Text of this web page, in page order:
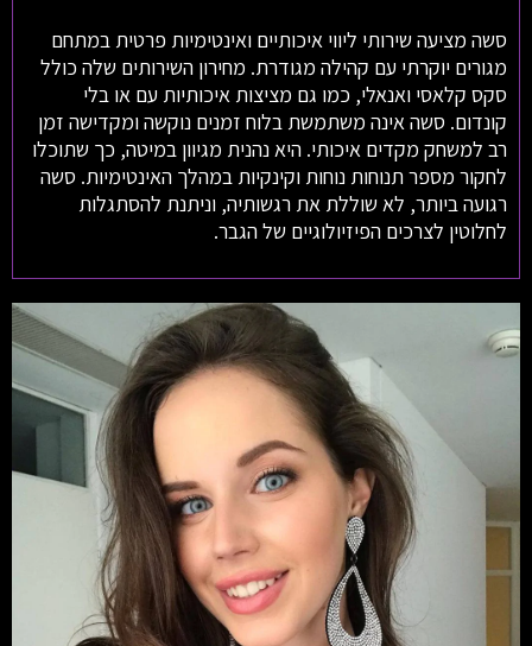
סשה מציעה שירותי ליווי איכותיים ואינטימיות פרטית במתחם
מגורים יוקרתי עם קהילה מגודרת. מחירון השירותים שלה כולל
סקס קלאסי ואנאלי, כמו גם מציצות איכותיות עם או בלי
קונדום. סשה אינה משתמשת בלוח זמנים נוקשה ומקדישה זמן
רב למשחק מקדים איכותי. היא נהנית מגיוון במיטה, כך שתוכלו
לחקור מספר תנוחות נוחות וקינקיות במהלך האינטימיות. סשה
רגועה ביותר, לא שוללת את רגשותיה, וניתנת להסתגלות
לחלוטין לצרכים הפיזיולוגיים של הגבר.